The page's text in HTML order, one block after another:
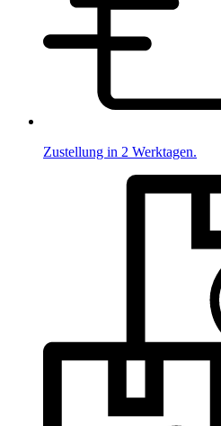
Zustellung in 2 Werktagen.